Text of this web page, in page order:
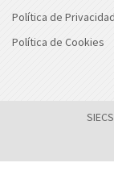
Política de Privacidad
Política de Cookies